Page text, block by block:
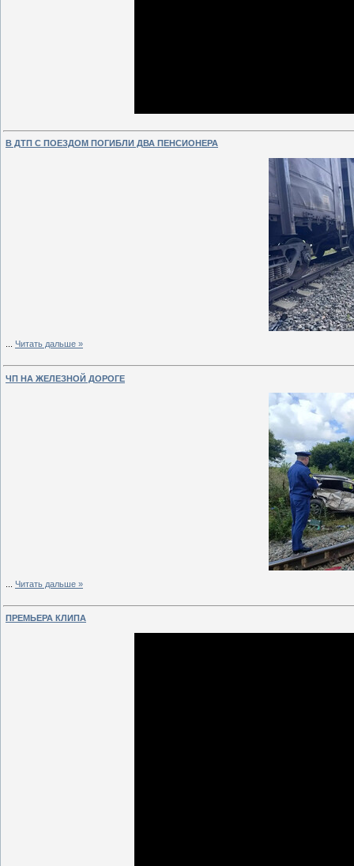
В ДТП С ПОЕЗДОМ ПОГИБЛИ ДВА ПЕНСИОНЕРА
Читать дальше »
ЧП НА ЖЕЛЕЗНОЙ ДОРОГЕ
Читать дальше »
ПРЕМЬЕРА КЛИПА